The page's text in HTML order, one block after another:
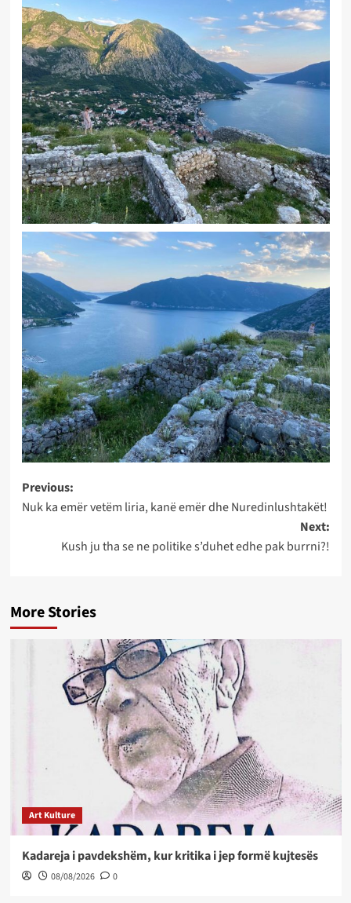
Post
navigation
Previous:
Nuk ka emër vetëm liria, kanë emër dhe Nuredinlushtakët!
Next:
Kush ju tha se ne politike s’duhet edhe pak burrni?!
More Stories
Art Kulture
Kadareja i pavdekshëm, kur kritika i jep formë kujtesës
08/08/2026 0